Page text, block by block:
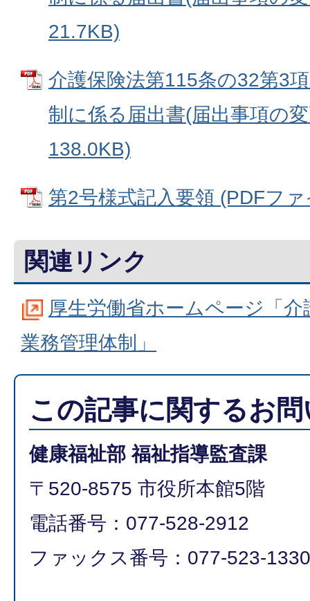
21.7KB)
介護保険法第115条の32第3
制に係る届出書(届出事項の
138.0KB)
第2号様式記入要領 (PDFフ
関連リンク
厚生労働省ホームページ「
業務管理体制」
この記事に関するお
健康福祉部 福祉指導監査課
〒520-8575 市役所本館5階
電話番号：077-528-2912
ファックス番号：077-523-1330